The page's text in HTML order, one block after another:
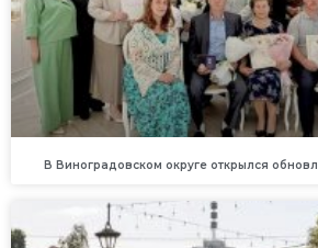
В Виноградовском округе открылся